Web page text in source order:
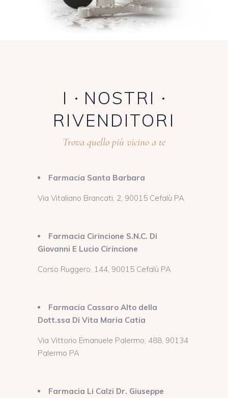
I
NOSTRI
RIVENDITORI
Trova quello più vicino a te
Farmacia Santa Barbara
Via Vitaliano Brancati, 2, 90015 Cefalù PA
Farmacia Cirincione S.N.C. Di
Giovanni E Lucio Cirincione
Corso Ruggero, 144, 90015 Cefalù PA
Farmacia Cassaro Alto della
Dott.ssa Di Vita Maria Catia
Via Vittorio Emanuele Palermo, 488, 90134
Palermo PA
Farmacia Li Calzi Dr. Giuseppe